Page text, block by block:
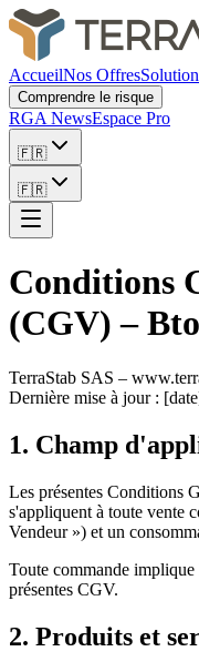
AccueilNos Offres
Comprendre le risque
RGA NewsEspace Pro
🇫🇷
🇫🇷
Conditions
(CGV) –
TerraStab SAS –
Dernière mise à jour :
1. Champ
Les présentes Conditions
s'appliquent à toute vente
Vendeur ») et un
Toute commande
présentes CGV.
2. Produits et